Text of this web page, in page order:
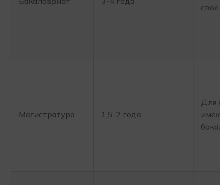
Магистратура 1,5-2 года
Для